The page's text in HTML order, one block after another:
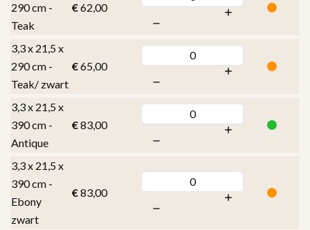
290 cm -
Teak
€62,00
3,3 x 21,5 x
290 cm -
Teak/ zwart
€65,00
3,3 x 21,5 x
390 cm -
Antique
€83,00
3,3 x 21,5 x
390 cm -
Ebony
zwart
€83,00